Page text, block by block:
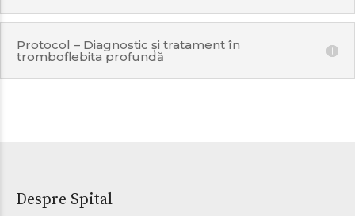
Protocol – Diagnostic și tratament în
tromboflebita profundă
Despre Spital